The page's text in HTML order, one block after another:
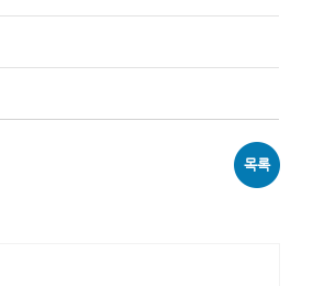
목록